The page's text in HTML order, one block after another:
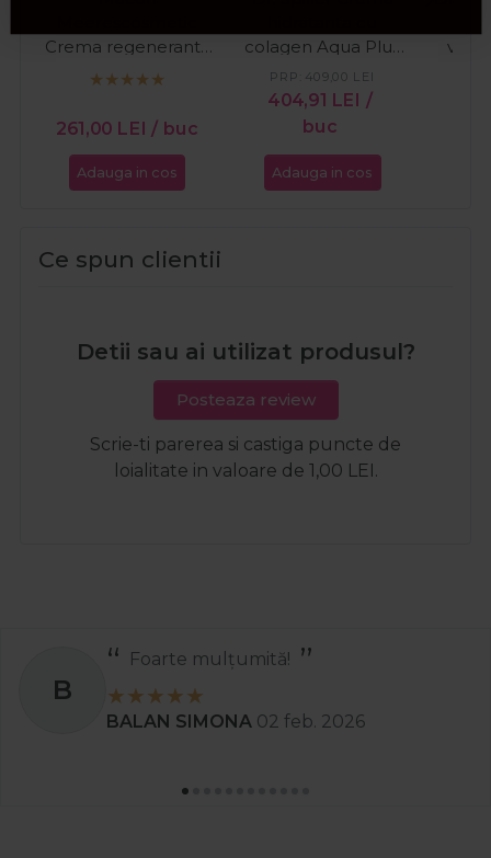
Crema regeneranta
cu colagen pentru
Collagen Repair
261,00 LEI / buc
Adauga in cos
colagen Aqua Plus
200ml
404,91 LEI /
buc
PRP: 409,00 LEI
Adauga in cos
Ce spun clientii
Detii sau ai utilizat produsul?
Posteaza review
Scrie-ti parerea si castiga puncte de
loialitate in valoare de 1,00 LEI.
B
Foarte mulțumită!
BALAN SIMONA 02 feb. 2026